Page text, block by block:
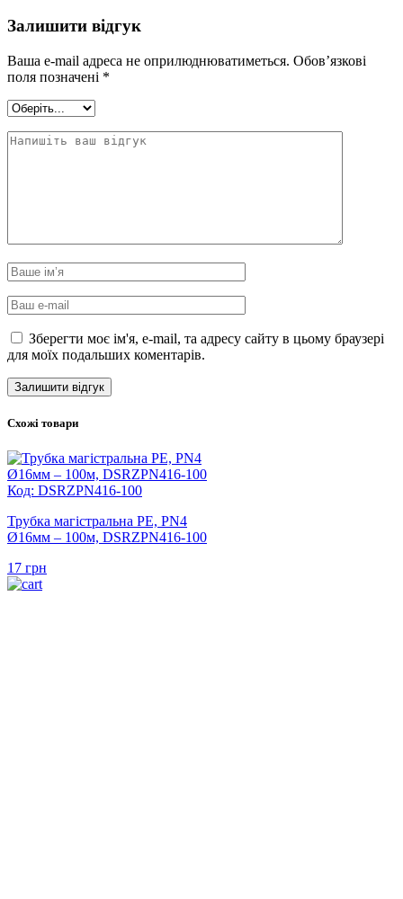
Залишити відгук
Ваша e-mail адреса не оприлюднюватиметься. Обов’язкові
поля позначені *
Зберегти моє ім'я, e-mail, та адресу сайту в цьому браузері
для моїх подальших коментарів.
Схожі товари
Код: DSRZPN416-100
Трубка магістральна PE, PN4
Ø16мм – 100м, DSRZPN416-100
17 грн